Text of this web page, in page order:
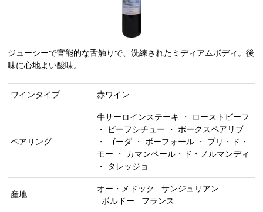
ジューシーで官能的な舌触りで、洗練されたミディアムボディ。後
味に心地よい酸味。
ワインタイプ 赤ワイン
ペアリング
牛サーロインステーキ ・ ローストビーフ
・ ビーフシチュー ・ ポークスペアリブ
・ ゴーダ ・ ボーフォール ・ ブリ・ド・
モー ・ カマンベール・ド・ノルマンディ
・ タレッジョ
産地
オー・メドック
サンジュリアン
ボルドー
フランス